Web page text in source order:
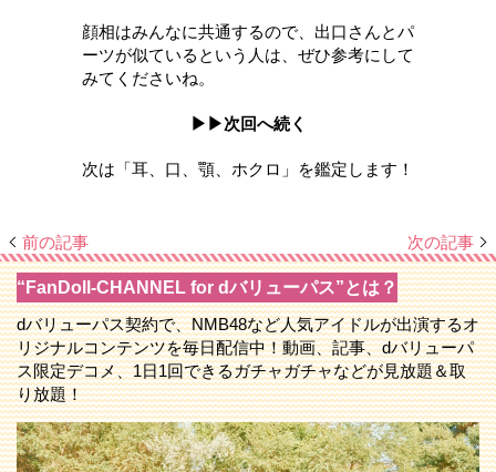
顔相はみんなに共通するので、出口さんとパ
ーツが似ているという人は、ぜひ参考にして
みてくださいね。
▶▶次回へ続く
次は「耳、口、顎、ホクロ」を鑑定します！
前の記事 次の記事
“FanDoll-CHANNEL for dバリューパス”とは？
dバリューパス契約で、NMB48など人気アイドルが出演するオ
リジナルコンテンツを毎日配信中！動画、記事、dバリューパ
ス限定デコメ、1日1回できるガチャガチャなどが見放題＆取
り放題！